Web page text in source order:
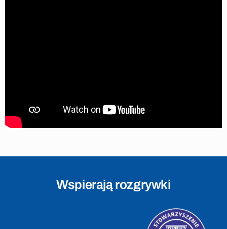
Wspierają rozgrywki